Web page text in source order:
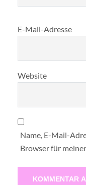
E-Mail-Adresse
Website
Name, E-Mail-
Browser für